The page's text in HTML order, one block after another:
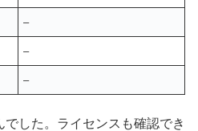
–
–
–
した。ライセンスも確認でき